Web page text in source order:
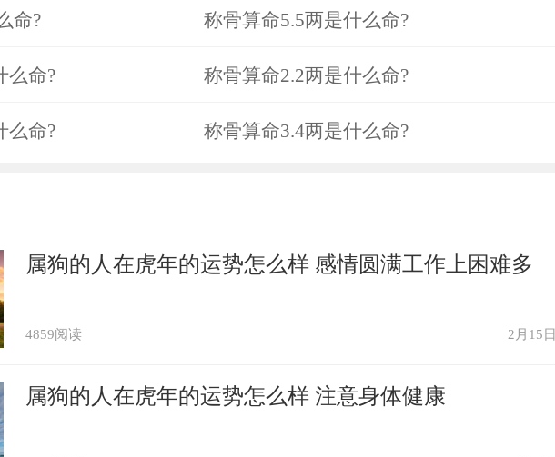
命? 称骨算命5.5两是什么命?
么命? 称骨算命2.2两是什么命?
么命? 称骨算命3.4两是什么命?
属狗的人在虎年的运势怎么样 感情圆满工作上困难多
4859阅读 2月15日
属狗的人在虎年的运势怎么样 注意身体健康